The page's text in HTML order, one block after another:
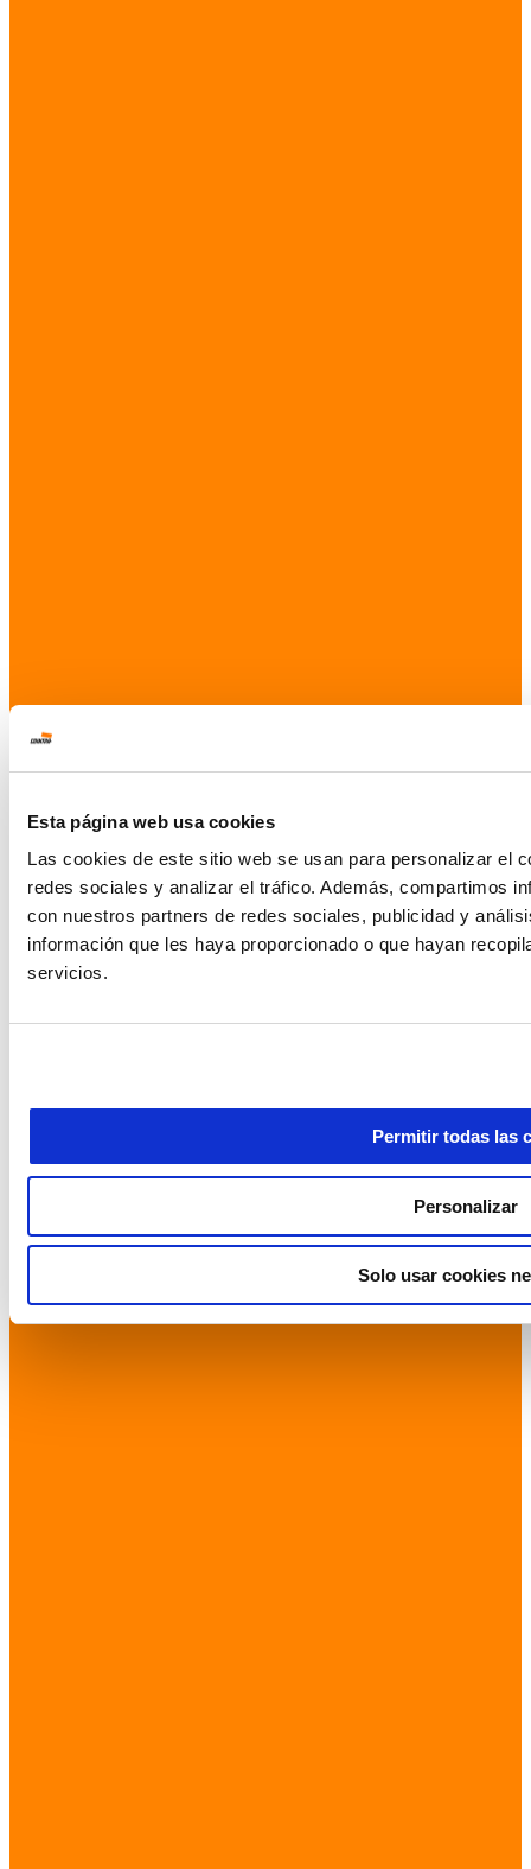
Esta página web usa cookies
Las cookies de este sitio web se usan para personalizar el
redes sociales y analizar el tráfico. Además, compartimos
con nuestros partners de redes sociales, publicidad y
información que les haya proporcionado o que hayan
servicios.
Permitir todas las
Personalizar
Solo usar cookies